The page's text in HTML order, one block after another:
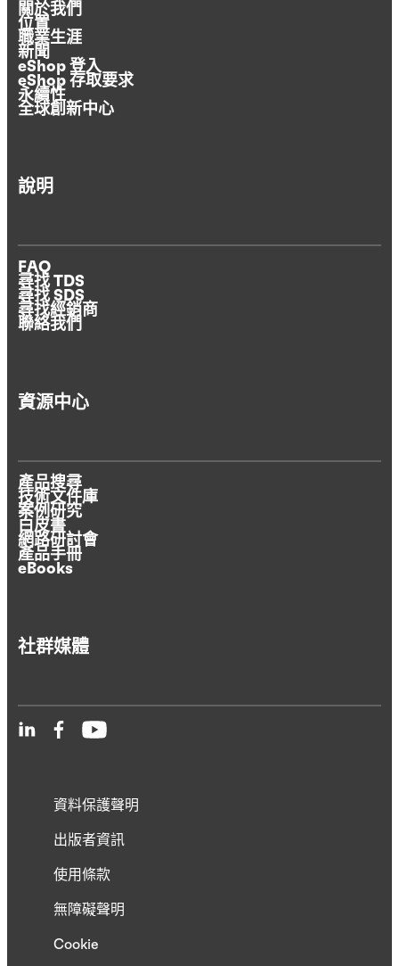
關於我們
位置
職業生涯
新聞
eShop 登入
eShop 存取要求
永續性
全球創新中心
說明
FAQ
尋找 TDS
尋找 SDS
尋找經銷商
聯絡我們
資源中心
產品搜尋
技術文件庫
案例研究
白皮書
網路研討會
產品手冊
eBooks
社群媒體
資料保護聲明
出版者資訊
使用條款
無障礙聲明
Cookie